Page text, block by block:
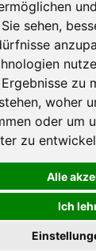
sehen,
zu
woher
oder um
zu
Alle
Ich
um Informationen
unsere Seite
Mit der Nutzung